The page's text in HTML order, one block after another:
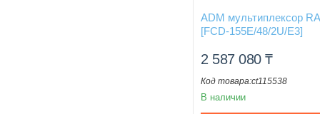
ADM мультиплексор
[FCD-155E/48/2U/E3]
2 587 080₸
ct115538
В наличии